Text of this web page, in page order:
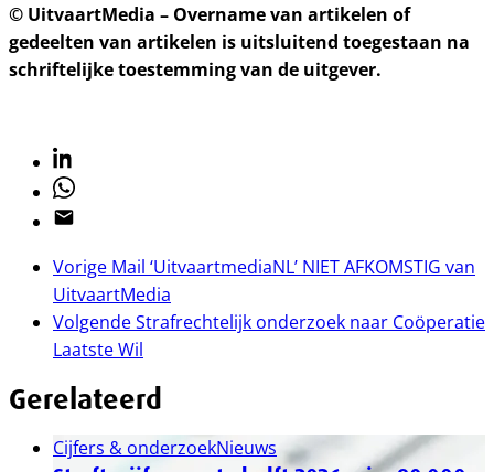
© UitvaartMedia – Overname van artikelen of
gedeelten van artikelen is uitsluitend toegestaan na
schriftelijke toestemming van de uitgever.
Linkedin
Whatsapp
Email
Vorige Mail ‘UitvaartmediaNL’ NIET AFKOMSTIG van
UitvaartMedia
VolgendeStrafrechtelijk onderzoek naar Coöperatie
Laatste Wil
Gerelateerd
Cijfers & onderzoekNieuws